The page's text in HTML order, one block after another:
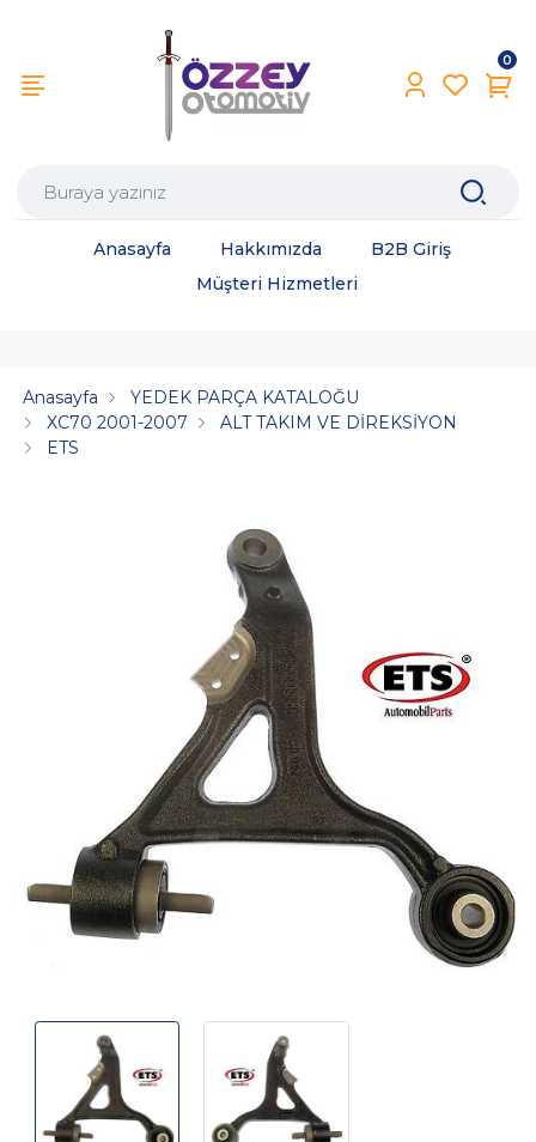
0
Anasayfa Hakkımızda
B2B Giriş
Müşteri Hizmetleri
Anasayfa
YEDEK PARÇA KATALOĞU
XC70 2001-2007
ALT TAKIM VE DİREKSİYON
ETS